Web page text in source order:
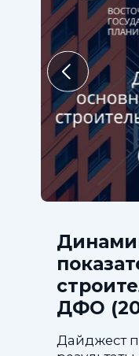
ДФО
Дайджест